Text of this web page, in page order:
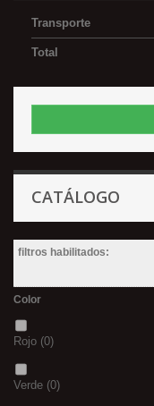
Transporte
Total
CATÁLOGO
filtros habilitados:
Color
Rojo (0)
Verde (0)